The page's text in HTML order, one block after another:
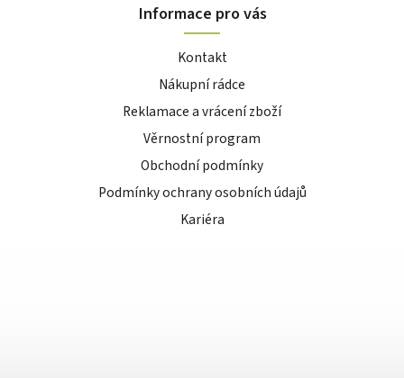
Informace pro vás
Kontakt
Nákupní rádce
Reklamace a vrácení zboží
Věrnostní program
Obchodní podmínky
Podmínky ochrany osobních údajů
Kariéra